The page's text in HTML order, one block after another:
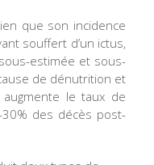
que son incidence
souffert d’un ictus,
estimée et sous-
de dénutrition et
augmente le taux de
des décès post-